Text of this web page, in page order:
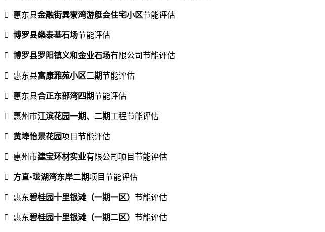
 惠东县金融街巽寮湾游艇会住宅小区节能评估
 博罗县燊泰基石场节能评估
 博罗县罗阳镇义和金业石场有限公司节能评估
 惠东县富康雅苑小区二期节能评估
 惠东县合正东部湾四期节能评估
 惠州市江滨花园一期、二期工程节能评估
 黄埠怡景花园项目节能评估
 惠州市建宝环材实业有限公司项目节能评估
 方直•珑湖湾东岸二期项目节能评估
 惠东碧桂园十里银滩（一期一区） 节能评估
 惠东碧桂园十里银滩（一期二区） 节能评估